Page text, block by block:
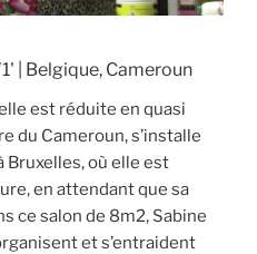
| Belgique, Cameroun
est réduite en quasi
du Cameroun, s’installe
Bruxelles, où elle est
en attendant que sa
ce salon de 8m2, Sabine
et s’entraident